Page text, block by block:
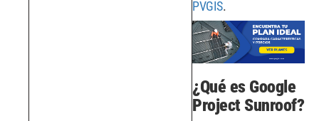
PVGIS.
¿Qué es Google
Project Sunroof?